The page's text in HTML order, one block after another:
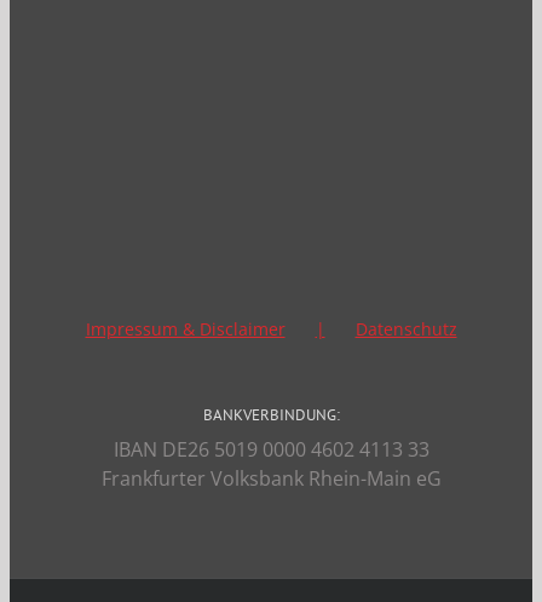
Impressum & Disclaimer Datenschutz
BANKVERBINDUNG:
IBAN DE26 5019 0000 4602 4113 33
Frankfurter Volksbank Rhein-Main eG